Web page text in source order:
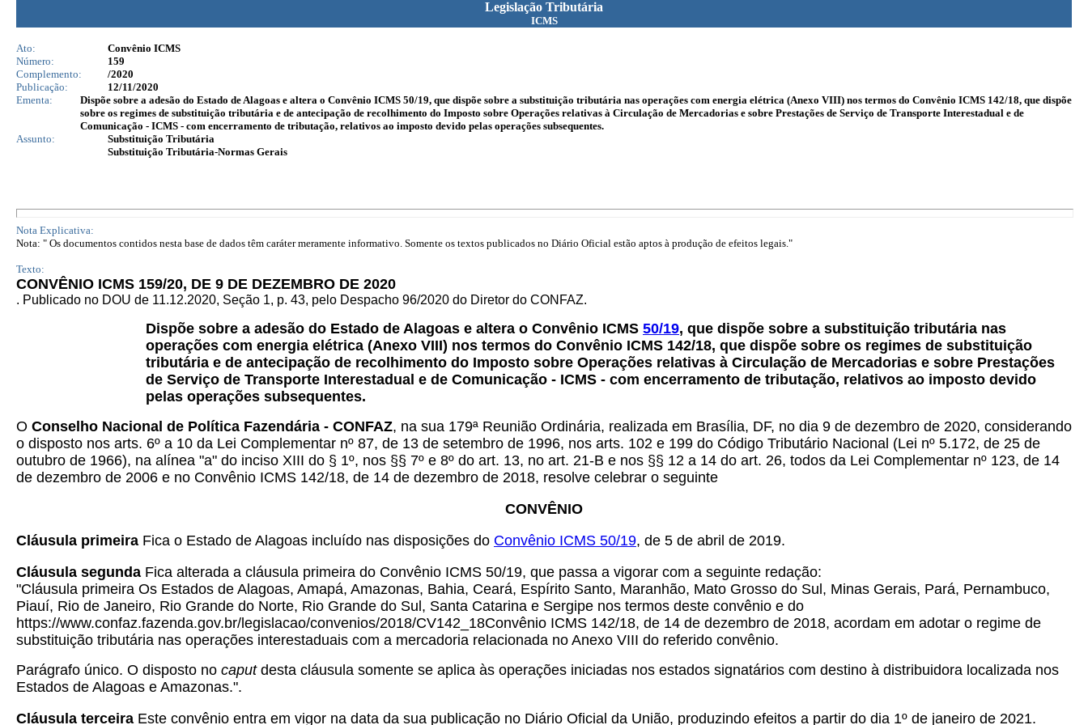
Legislação Tributária
ICMS
Ato:
Convênio ICMS
Número:
159
Complemento:
/2020
Publicação:
12/11/2020
Ementa:
Dispõe sobre a adesão do Estado de Alagoas e altera o Convênio ICMS 50/19, que dispõe sobre a substituição tributária nas operações com energia elétrica (Anexo VIII) nos termos do Convênio ICMS 142/18, que dispõe
sobre os regimes de substituição tributária e de antecipação de recolhimento do Imposto sobre Operações relativas à Circulação de Mercadorias e sobre Prestações de Serviço de Transporte Interestadual e de
Comunicação - ICMS - com encerramento de tributação, relativos ao imposto devido pelas operações subsequentes.
Assunto:
Substituição Tributária
Substituição Tributária-Normas Gerais
Nota Explicativa:
Nota: " Os documentos contidos nesta base de dados têm caráter meramente informativo. Somente os textos publicados no Diário Oficial estão aptos à produção de efeitos legais."
Texto:
CONVÊNIO ICMS 159/20, DE 9 DE DEZEMBRO DE 2020
. Publicado no DOU de 11.12.2020, Seção 1, p. 43, pelo Despacho 96/2020 do Diretor do CONFAZ.
Dispõe sobre a adesão do Estado de Alagoas e altera o Convênio ICMS 50/19, que dispõe sobre a substituição tributária nas
operações com energia elétrica (Anexo VIII) nos termos do Convênio ICMS 142/18, que dispõe sobre os regimes de substituição
tributária e de antecipação de recolhimento do Imposto sobre Operações relativas à Circulação de Mercadorias e sobre Prestações
de Serviço de Transporte Interestadual e de Comunicação - ICMS - com encerramento de tributação, relativos ao imposto devido
pelas operações subsequentes.
O Conselho Nacional de Política Fazendária - CONFAZ, na sua 179ª Reunião Ordinária, realizada em Brasília, DF, no dia 9 de dezembro de 2020, considerando
o disposto nos arts. 6º a 10 da Lei Complementar nº 87, de 13 de setembro de 1996, nos arts. 102 e 199 do Código Tributário Nacional (Lei nº 5.172, de 25 de
outubro de 1966), na alínea "a" do inciso XIII do § 1º, nos §§ 7º e 8º do art. 13, no art. 21-B e nos §§ 12 a 14 do art. 26, todos da Lei Complementar nº 123, de 14
de dezembro de 2006 e no Convênio ICMS 142/18, de 14 de dezembro de 2018, resolve celebrar o seguinte
CONVÊNIO
Cláusula primeira Fica o Estado de Alagoas incluído nas disposições do Convênio ICMS 50/19, de 5 de abril de 2019.
Cláusula segunda Fica alterada a cláusula primeira do Convênio ICMS 50/19, que passa a vigorar com a seguinte redação:
"Cláusula primeira Os Estados de Alagoas, Amapá, Amazonas, Bahia, Ceará, Espírito Santo, Maranhão, Mato Grosso do Sul, Minas Gerais, Pará, Pernambuco,
Piauí, Rio de Janeiro, Rio Grande do Norte, Rio Grande do Sul, Santa Catarina e Sergipe nos termos deste convênio e do
https://www.confaz.fazenda.gov.br/legislacao/convenios/2018/CV142_18Convênio ICMS 142/18, de 14 de dezembro de 2018, acordam em adotar o regime de
substituição tributária nas operações interestaduais com a mercadoria relacionada no Anexo VIII do referido convênio.
Parágrafo único. O disposto no caput desta cláusula somente se aplica às operações iniciadas nos estados signatários com destino à distribuidora localizada nos
Estados de Alagoas e Amazonas.".
Cláusula terceira Este convênio entra em vigor na data da sua publicação no Diário Oficial da União, produzindo efeitos a partir do dia 1º de janeiro de 2021.